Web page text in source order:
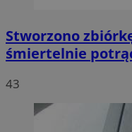
Stworzono
śmiertelnie
43